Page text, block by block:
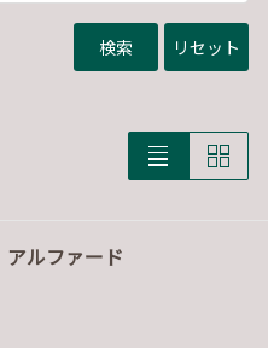
検索 リセット
アルファード